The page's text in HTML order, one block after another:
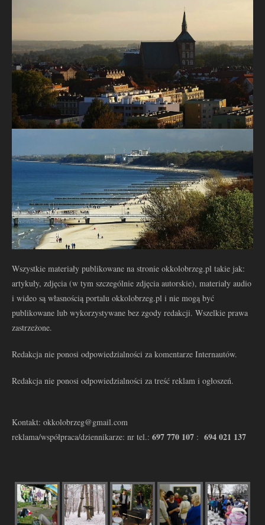
Wszystkie materiały publikowane na stronie okkolobrzeg.pl takie jak:
artykuły, zdjęcia (w tym szczególnie zdjęcia autorskie), materiały audio
i wideo są własnością portalu okkolobrzeg.pl i nie mogą być
publikowane lub wykorzystywane bez zgody redakcji. Wszelkie prawa
zastrzeżone.
Redakcja nie ponosi odpowiedzialności za komentarze Internautów.
Redakcja nie ponosi odpowiedzialności za treść reklam i ogłoszeń.
Kontakt: okkolobrzeg@gmail.com
reklama/współpraca/dziennikarze: nr tel.: 697 770 107 : 694 021 137